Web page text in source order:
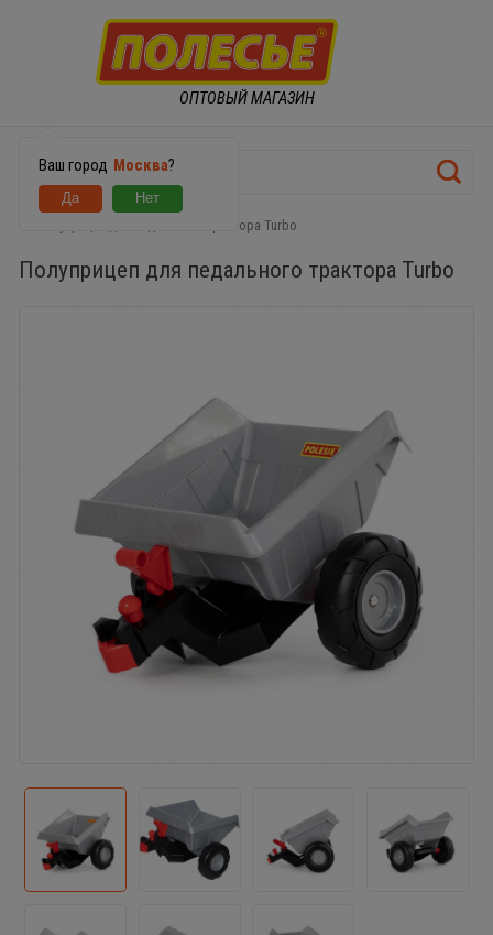
ОПТОВЫЙ МАГАЗИН
Ваш город Москва?
Полуприцеп для педального трактора Turbo
Полуприцеп для педального трактора Turbo